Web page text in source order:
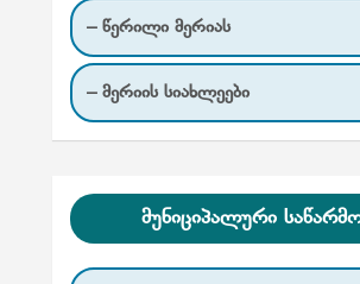
– წერილი მერიას
– მერიის სიახლეები
მუნიციპალური